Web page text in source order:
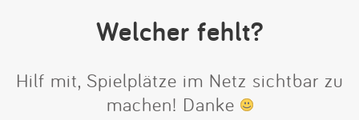
Welcher fehlt?
Hilf mit, Spielplätze im Netz sichtbar zu
machen! Danke